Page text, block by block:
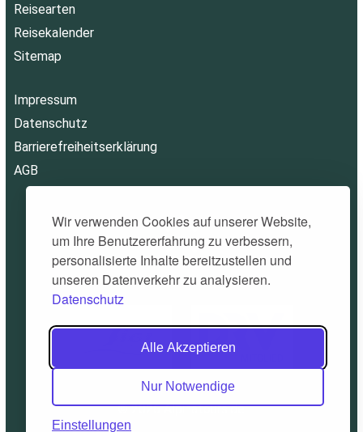
Wir verwenden Cookies auf unserer Website,
um Ihre Benutzererfahrung zu verbessern,
personalisierte Inhalte bereitzustellen und
unseren Datenverkehr zu analysieren.
Datenschutz
Alle Akzeptieren
Nur Notwendige
Einstellungen
Reisearten
Reisekalender
Sitemap
Impressum
Datenschutz
Barrierefreiheitserklärung
AGB
© 2026 Alpinatours.de